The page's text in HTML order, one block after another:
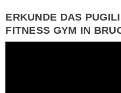
ERKUNDE DAS
FITNESS GYM IN